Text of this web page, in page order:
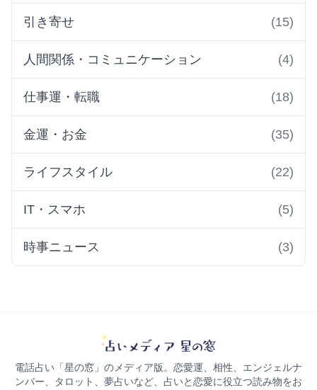
引き寄せ (15)
人間関係・コミュニケーション (4)
仕事運・転職 (18)
金運・お金 (35)
ライフスタイル (22)
IT・スマホ (5)
時事ニュース (3)
電話占い「星の窓」のメディア版。恋愛運、相性、エンジェルナ
ンバー、タロット、夢占いなど、占いと恋愛に役立つ読み物をお